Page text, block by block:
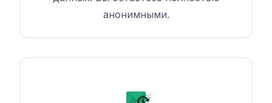
анонимными.